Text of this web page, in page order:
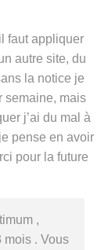
faut appliquer
autre site, du
la notice je
semaine, mais
j’ai du mal à
pense en avoir
pour la future
,
mois . Vous